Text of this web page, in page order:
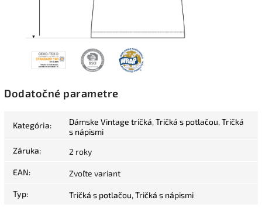
Dodatočné parametre
Kategória: Dámske Vintage tričká, Tričká s potlačou, Tričká
s nápismi
Záruka: 2 roky
EAN: Zvoľte variant
Typ: Tričká s potlačou, Tričká s nápismi